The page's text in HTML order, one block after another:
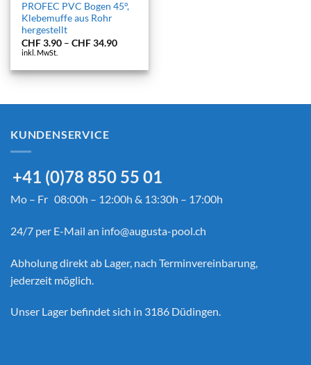
PROFEC PVC Bogen 45°,
Klebemuffe aus Rohr
hergestellt
CHF3.90 –CHF34.90Preisspanne:
CHF 34.90
inkl. MwSt.
KUNDENSERVICE
+41 (0)78 850 55 01
Mo – Fr 08:00h – 12:00h & 13:30h – 17:00h
24/7 per E-Mail an info@augusta-pool.ch
Abholung direkt ab Lager, nach Terminvereinbarung,
jederzeit möglich.
Unser Lager befindet sich in 3186 Düdingen.